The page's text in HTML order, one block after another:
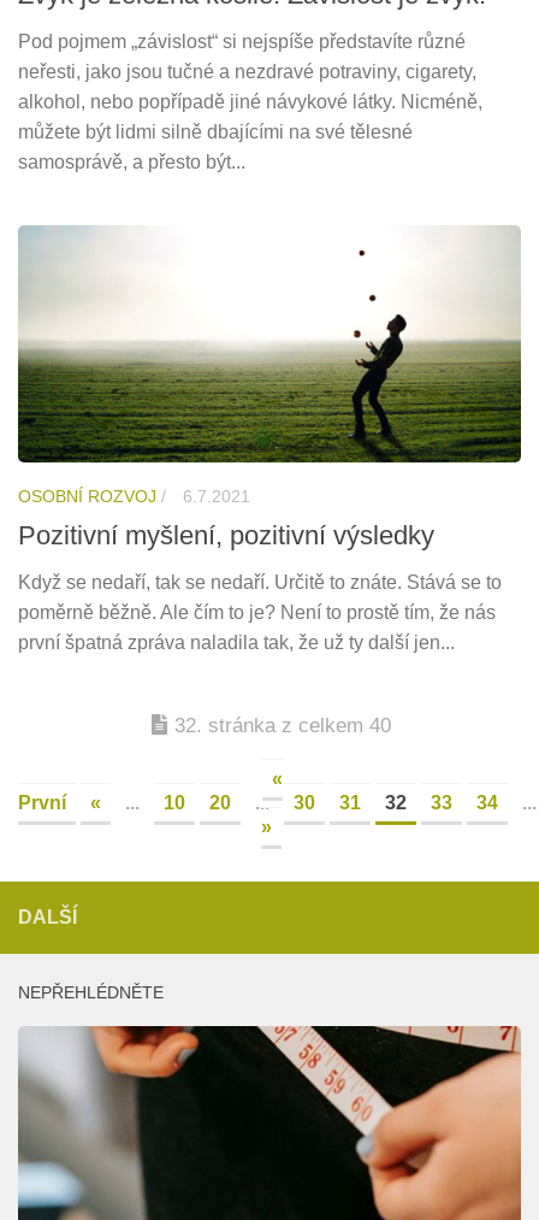
Pod pojmem „závislost“ si nejspíše představíte různé
neřesti, jako jsou tučné a nezdravé potraviny, cigarety,
alkohol, nebo popřípadě jiné návykové látky. Nicméně,
můžete být lidmi silně dbajícími na své tělesné
samosprávě, a přesto být...
OSOBNÍ ROZVOJ / 6.7.2021
Pozitivní myšlení, pozitivní výsledky
Když se nedaří, tak se nedaří. Určitě to znáte. Stává se to
poměrně běžně. Ale čím to je? Není to prostě tím, že nás
první špatná zpráva naladila tak, že už ty další jen...
32. stránka z celkem 40
«
První
« ... 10 20 ... 30 31 32 33 34
...
»
DALŠÍ
NEPŘEHLÉDNĚTE